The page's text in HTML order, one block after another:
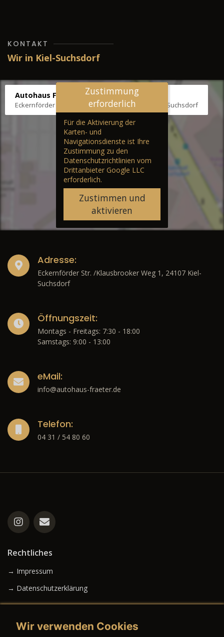
KONTAKT
Wir in Kiel-Suchsdorf
Autohaus Fräter
Eckernförder Str. /Klausbrooker Weg 1, 24107 Kiel-Suchsdorf
Zustimmung
erforderlich
Für die Aktivierung der
Karten- und
Navigationsdienste ist Ihre
Zustimmung zu den
Datenschutzrichtlinien vom
Drittanbieter Google LLC
erforderlich.
Zustimmen und
aktivieren
Adresse:
Eckernförder Str. /Klausbrooker Weg 1, 24107 Kiel-
Suchsdorf
Öffnungszeit:
Montags - Freitags: 7:30 - 18:00
Samstags: 9:00 - 13:00
eMail:
info@autohaus-fraeter.de
Telefon:
04 31 / 54 80 60
Rechtliches
→ Impressum
→ Datenschutzerklärung
Wir verwenden Cookies